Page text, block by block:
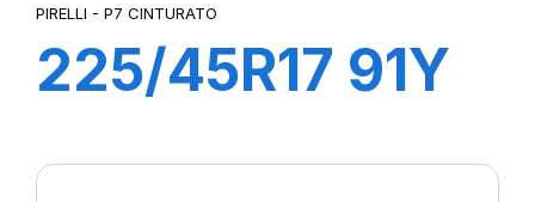
PIRELLI - P7 CINTURATO
225/45R17 91Y